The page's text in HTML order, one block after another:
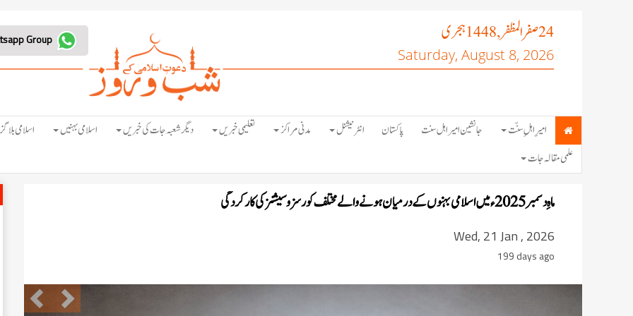
24صفر المظفر, 1448 ہجری
Saturday, August 8, 2026
امیرِ اہلِ سنّت جانشین امیر اہل سنت پاکستان انٹرنیشنل مدنی مراکز تعلیمی خبریں دیگر شعبہ جات کی خبریں اسلامی بہنیں اسلامی بلاگز
علمی مقالہ جات
ماہِ دسمبر 2025ء میں اسلامی بہنوں کے درمیان ہونے والے مختلف کورسز و سیشنز کی کارکردگی
Wed, 21 Jan , 2026
199 days ago
Previous Next